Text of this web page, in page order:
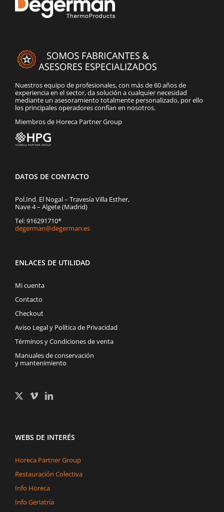
Nuestros equipo de profesionales, con más de 60 años de
experiencia en el sector, da solución a cualquier necesidad
mediante un asesoramiento totalmente personalizado, por ello
los principales operadores confían en nosotros.
Miembros de Horeca Partner Group
DATOS DE CONTACTO
Pol.Ind. El Nogal – Travesía Villa Esther,
Nave 4 – Algete (Madrid)
Tel: 916291710*
degerman@degerman.es
ENLACES DE UTILIDAD
Mi cuenta
Contacto
Checkout
Aviso Legal y Política de Privacidad
Términos y Condiciones de venta
Manuales de conservación
y mantenimiento
WEBS DE INTERÉS
Horeca Partner Group
Restauración Colectiva
Info Horeca
Info Geriatría